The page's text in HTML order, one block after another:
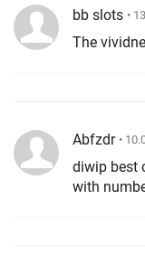
bb slots •
The
Abfzdr •
diwip best
with